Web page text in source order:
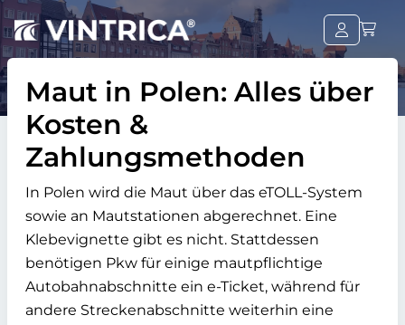
Maut in Polen: Alles über
Kosten &
Zahlungsmethoden
In Polen wird die Maut über das eTOLL-System
sowie an Mautstationen abgerechnet. Eine
Klebevignette gibt es nicht. Stattdessen
benötigen Pkw für einige mautpflichtige
Autobahnabschnitte ein e-Ticket, während für
andere Streckenabschnitte weiterhin eine